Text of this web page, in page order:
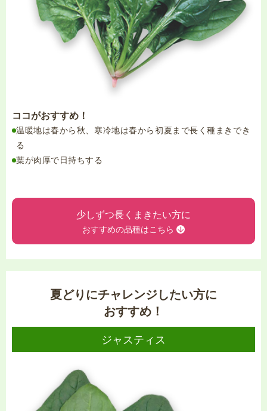
ココがおすすめ！
温暖地は春から秋、寒冷地は春から初夏まで長く種まきでき
る
葉が肉厚で日持ちする
少しずつ長くまきたい方に
おすすめの品種はこちら
夏どりにチャレンジしたい方に
おすすめ！
ジャスティス